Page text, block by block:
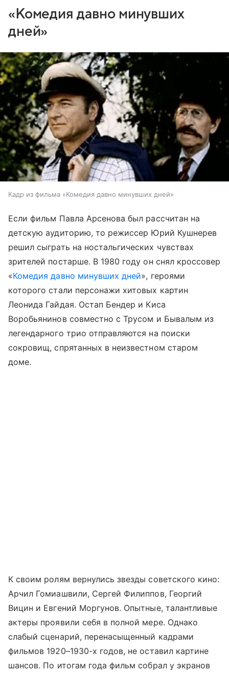
«Комедия давно минувших
дней»
Кадр из фильма «Комедия давно минувших дней»
Если фильм Павла Арсенова был рассчитан на
детскую аудиторию, то режиссер Юрий Кушнерев
решил сыграть на ностальгических чувствах
зрителей постарше. В 1980 году он снял кроссовер
«Комедия давно минувших дней», героями
которого стали персонажи хитовых картин
Леонида Гайдая. Остап Бендер и Киса
Воробьянинов совместно с Трусом и Бывалым из
легендарного трио отправляются на поиски
сокровищ, спрятанных в неизвестном старом
доме.
К своим ролям вернулись звезды советского кино:
Арчил Гомиашвили, Сергей Филиппов, Георгий
Вицин и Евгений Моргунов. Опытные, талантливые
актеры проявили себя в полной мере. Однако
слабый сценарий, перенасыщенный кадрами
фильмов 1920–1930-х годов, не оставил картине
шансов. По итогам года фильм собрал у экранов